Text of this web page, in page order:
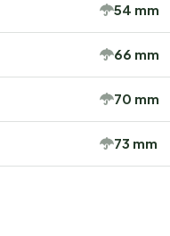
54 mm
66 mm
70 mm
73 mm